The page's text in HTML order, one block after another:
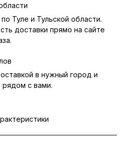
Туле и Тульской области.
доставки прямо на сайте
в нужный город и
рядом с вами.